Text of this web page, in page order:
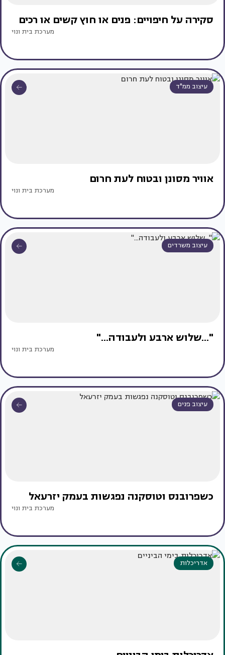
סקירה על חיפויים: פנים או חוץ קשים או רכים
מערכת בית ונוי
עיצוב ממ"ד
אוויר מסונן ובטוח לעת חרום
מערכת בית ונוי
עיצוב משרדים
"...שלוש ארבע ולעבודה..."
מערכת בית ונוי
עיצוב פנים
כשפרובנס וטוסקנה נפגשות בעמק יזרעאל
מערכת בית ונוי
אדריכלות